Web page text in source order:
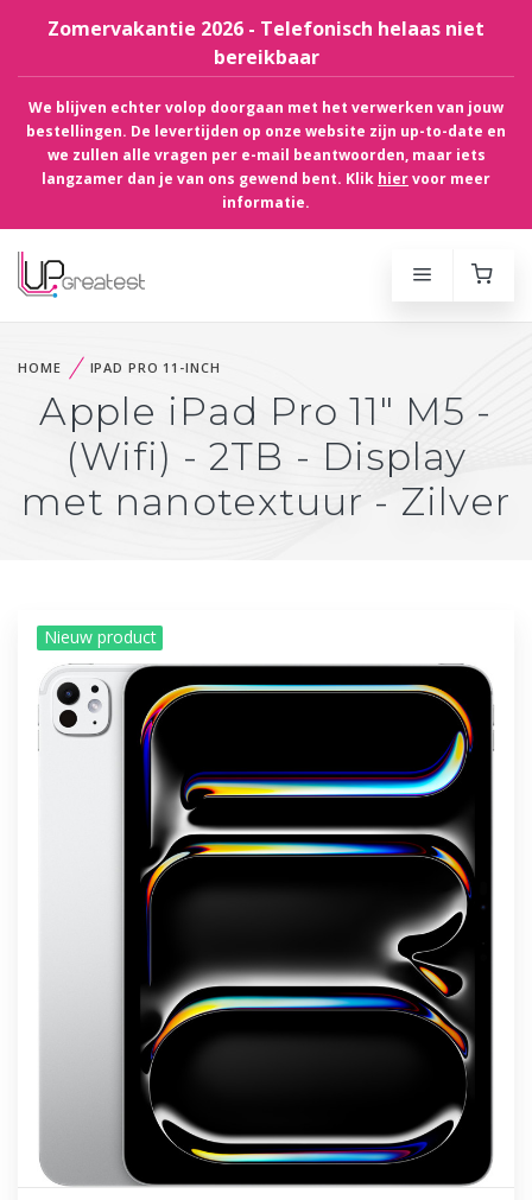
Zomervakantie 2026 - Telefonisch helaas niet
bereikbaar
We blijven echter volop doorgaan met het verwerken van jouw
bestellingen. De levertijden op onze website zijn up-to-date en
we zullen alle vragen per e-mail beantwoorden, maar iets
langzamer dan je van ons gewend bent. Klik hiervoor meer
informatie.
HOME IPAD PRO 11-INCH
Apple iPad Pro 11" M5 -
(Wifi) - 2TB - Display
met nanotextuur - Zilver
Nieuw product